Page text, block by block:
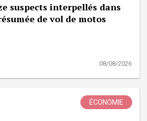
suspects interpellés dans
de vol de motos
08/08/2026
ÉCONOMIE